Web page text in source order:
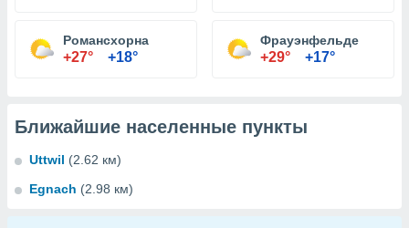
Романсхорна
+27° +18°
Фрауэнфельде
+29° +17°
Ближайшие населенные пункты
Uttwil (2.62 км)
Egnach (2.98 км)